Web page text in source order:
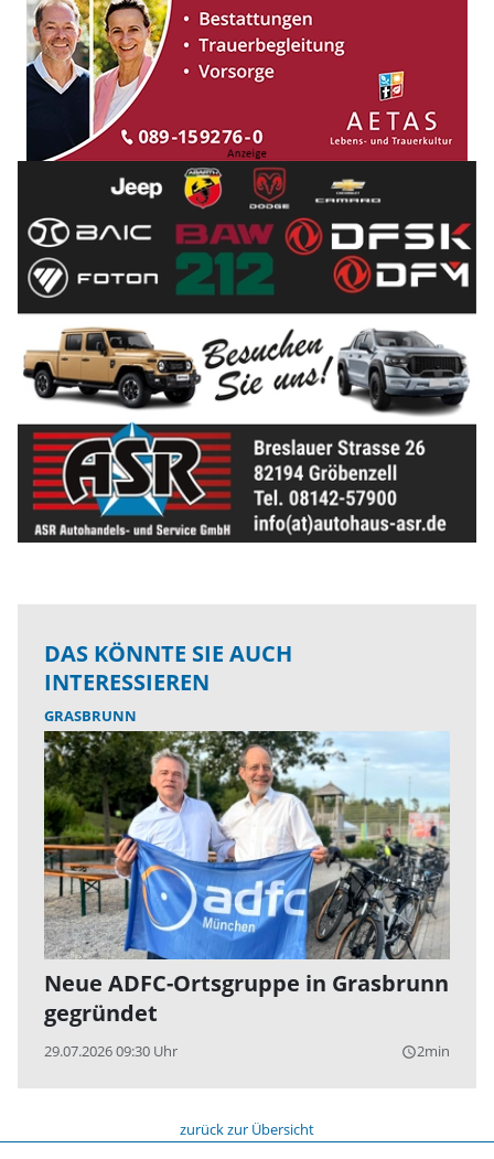
DAS KÖNNTE SIE AUCH
INTERESSIEREN
GRASBRUNN
Neue ADFC-Ortsgruppe in Grasbrunn
gegründet
29.07.2026 09:30 Uhr query_builder2min
zurück zur Übersicht